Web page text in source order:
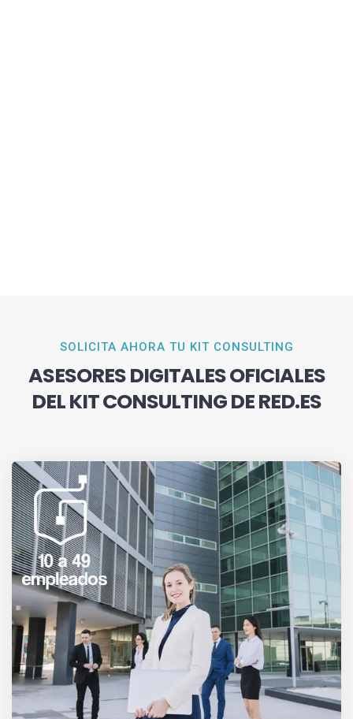
SOLICITA AHORA TU KIT CONSULTING
ASESORES DIGITALES OFICIALES
DEL KIT CONSULTING DE RED.ES